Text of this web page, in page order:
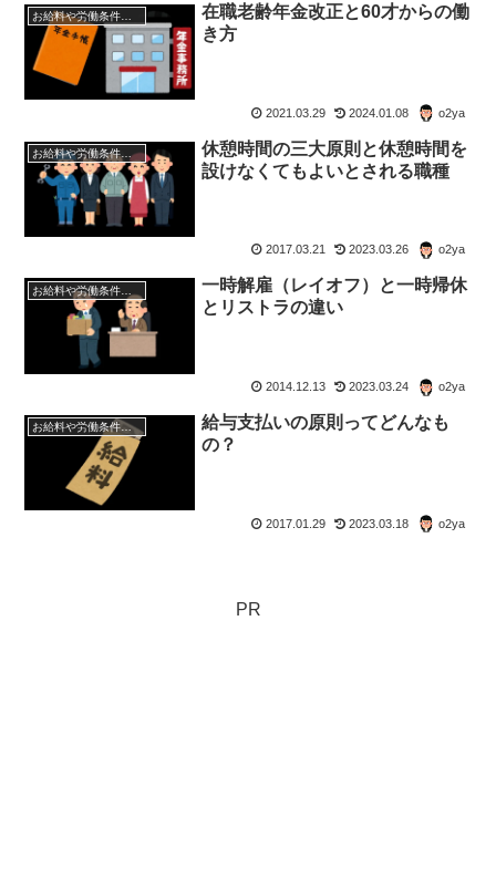
お給料や労働条件について知ろう
在職老齢年金改正と60才からの働
き方
2021.03.29 2024.01.08 o2ya
お給料や労働条件について知ろう
休憩時間の三大原則と休憩時間を
設けなくてもよいとされる職種
2017.03.21 2023.03.26 o2ya
お給料や労働条件について知ろう
一時解雇（レイオフ）と一時帰休
とリストラの違い
2014.12.13 2023.03.24 o2ya
お給料や労働条件について知ろう
給与支払いの原則ってどんなも
の？
2017.01.29 2023.03.18 o2ya
PR